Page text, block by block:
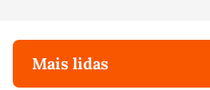
Mais lidas